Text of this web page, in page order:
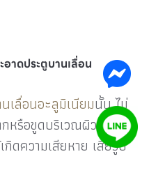
าดประตูบานเลื่อน
เลื่อนอะลูมิเนียมนั้น ไม่
หรือขูดบริเวณผิว
กิดความเสียหาย เสียรูป